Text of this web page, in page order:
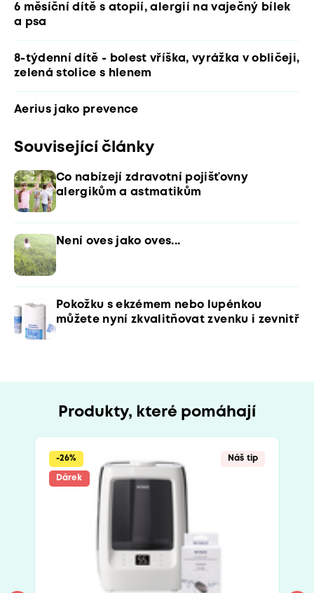
6 měsíční dítě s atopií, alergií na vaječný bílek
a psa
8-týdenní dítě - bolest vříška, vyrážka v obličeji,
zelená stolice s hlenem
Aerius jako prevence
Související články
Co nabízejí zdravotní pojišťovny
alergikům a astmatikům
Není oves jako oves...
Pokožku s ekzémem nebo lupénkou
můžete nyní zkvalitňovat zvenku i zevnitř
Produkty, které pomáhají
Dárek
-26% Náš tip